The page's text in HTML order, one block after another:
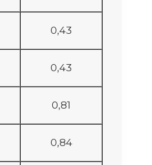
0,43
0,43
0,81
0,84